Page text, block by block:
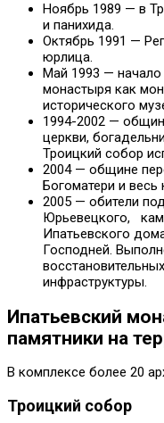
Ноябрь 1989 — в
и панихида.
Октябрь 1991 —
юрлица.
Май 1993 — начало
монастыря как
исторического
1994-2002 —
церкви,
Троицкий собор
2004 — общине
Богоматери и
2005 — обители
Юрьевецкого,
Ипатьевского
Господней.
инфраструктуры.
Ипатьевский
памятники на
В комплексе более 20
Троицкий собор